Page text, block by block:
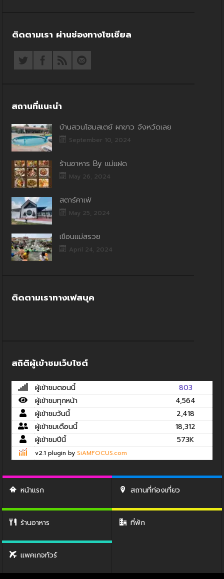
ติดตามเรา ผ่านช่องทางโซเชียล
สถานที่แนะนำ
บ้านสวนโฮมสเตย์ ผาขาว จังหวัดเลย
September 10, 2024
ร้านอาหาร By แม่แฝด
May 26, 2024
สตาร์คาเฟ่
May 25, 2024
เขื่อนแม่สรวย
April 24, 2024
ติดตามเราทางเฟสบุค
สถิติผู้เข้าชมเว็บไซต์
ผู้เข้าชมตอนนี้
803
ผู้เข้าชมทุกหน้า
4,564
ผู้เข้าชมวันนี้
2,418
ผู้เข้าชมเดือนนี้
18,312
ผู้เข้าชมปีนี้
573K
v2.1 plugin by SiAMFOCUS.com
หน้าแรก สถานที่ท่องเที่ยว
ร้านอาหาร ที่พัก
แพคเกจทัวร์